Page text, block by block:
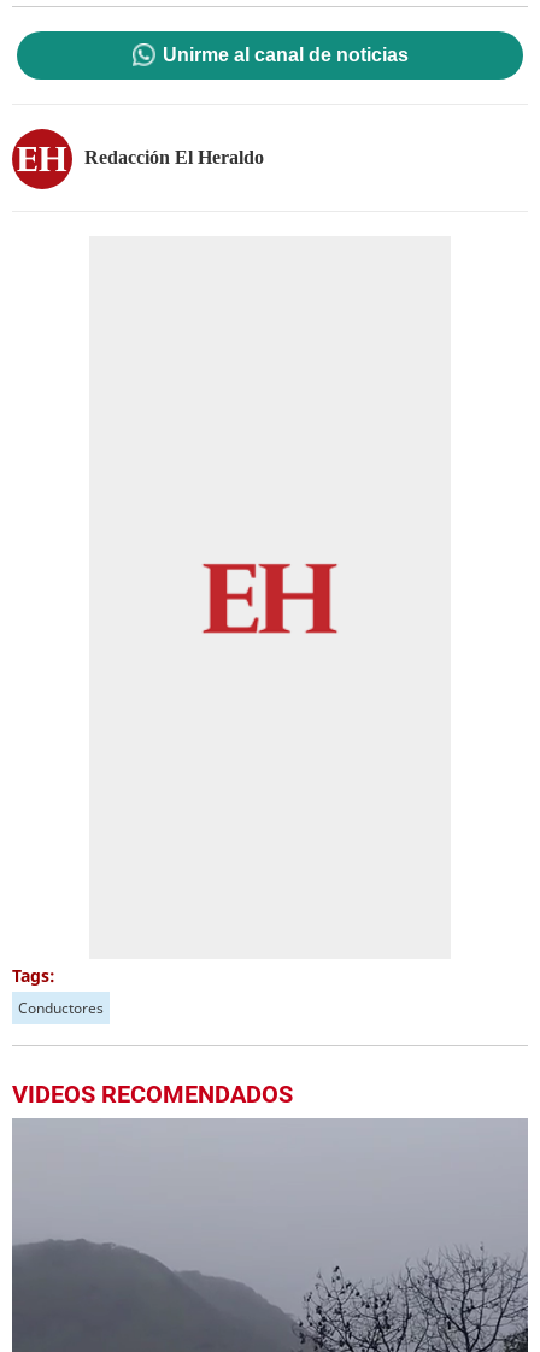
Unirme al canal de noticias
Redacción El Heraldo
Tags:
Conductores
VIDEOS RECOMENDADOS